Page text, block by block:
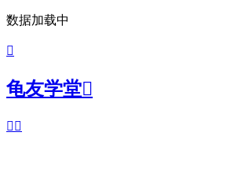
数据加载中

龟友学堂
 